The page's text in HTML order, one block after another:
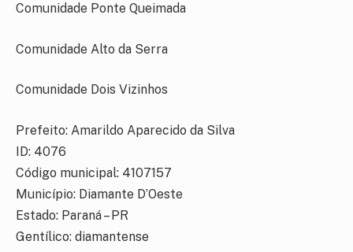
Comunidade Ponte Queimada
Comunidade Alto da Serra
Comunidade Dois Vizinhos
Prefeito: Amarildo Aparecido da Silva
ID: 4076
Código municipal: 4107157
Município: Diamante D’Oeste
Estado: Paraná – PR
Gentílico: diamantense